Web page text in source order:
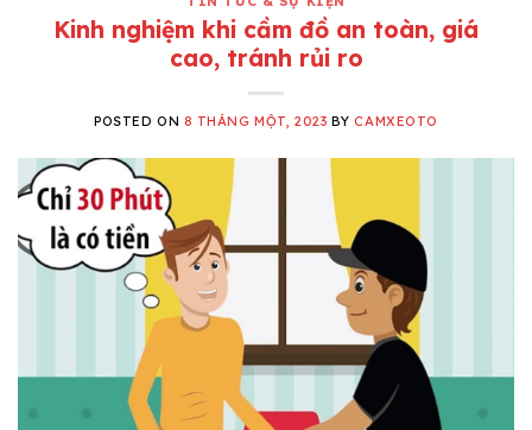
Kinh nghiệm khi cầm đồ an toàn, giá
cao, tránh rủi ro
POSTED ON 8 THÁNG MỘT, 2023 BYCAMXEOTO